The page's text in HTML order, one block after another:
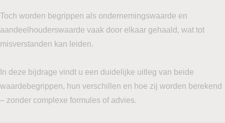
Toch worden begrippen als ondernemingswaarde en
aandeelhouderswaarde vaak door elkaar gehaald, wat tot
misverstanden kan leiden.
In deze bijdrage vindt u een duidelijke uitleg van beide
waardebegrippen, hun verschillen en hoe zij worden berekend
– zonder complexe formules of advies.